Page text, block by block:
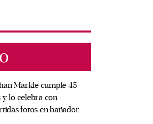
Markle cumple 45
y lo celebra con
fotos en bañador